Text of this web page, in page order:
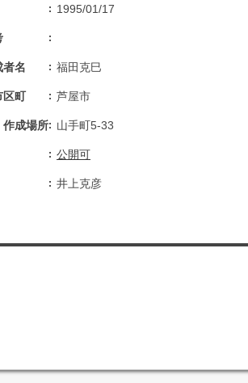
1995/01/17
者名 福田克巳
区町 芦屋市
作成場所 山手町5-33
公開可
井上克彦